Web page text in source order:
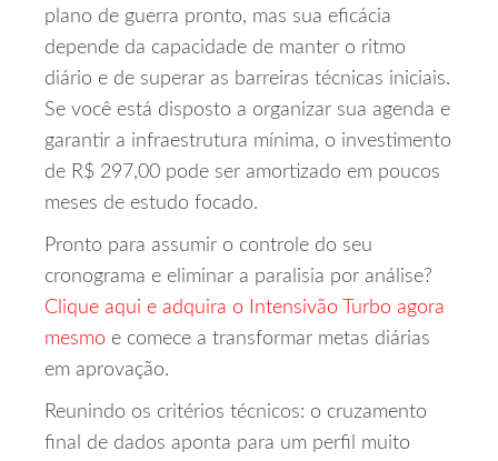
plano de guerra pronto, mas sua eficácia
depende da capacidade de manter o ritmo
diário e de superar as barreiras técnicas iniciais.
Se você está disposto a organizar sua agenda e
garantir a infraestrutura mínima, o investimento
de R$ 297,00 pode ser amortizado em poucos
meses de estudo focado.
Pronto para assumir o controle do seu
cronograma e eliminar a paralisia por análise?
Clique aqui e adquira o Intensivão Turbo agora
mesmo e comece a transformar metas diárias
em aprovação.
Reunindo os critérios técnicos: o cruzamento
final de dados aponta para um perfil muito